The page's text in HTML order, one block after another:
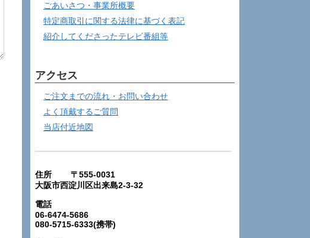
ごあいさつ・事業所概要
特定商取引に関する法律に基づく表記
紹介してくださったテレビ番組等
アクセス
ご注文までの流れ・お問い合わせ
よく頂戴するご質問
当店付近地図
住所 〒555-0031
大阪市西淀川区出来島2-3-32
電話
06-6474-5686
080-5715-6333(携帯)